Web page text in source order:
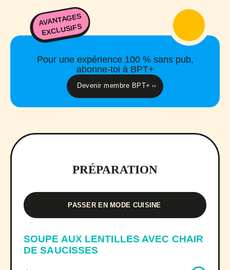
AVANTAGES
EXCLUSIFS
Pour une expérience 100 % sans pub,
abonne-toi à BPT+
Devenir membre BPT+
PRÉPARATION
PASSER EN MODE CUISINE
SOUPE AUX LENTILLES AVEC CHAIR
DE SAUCISSES